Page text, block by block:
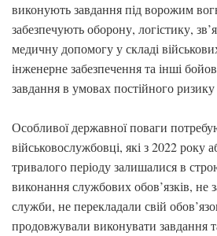
виконують завдання під ворожим
забезпечують оборону, логістику,
медичну допомогу у складі
інженерне забезпечення та інші
завдання в умовах постійного ризику
Особливої державної поваги
військовослужбовці, які з 2022 року
тривалого періоду залишалися в
виконання службових обов’язків, не
служби, не перекладали свій
продовжували виконувати завдання